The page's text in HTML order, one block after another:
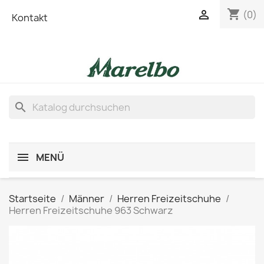
Kontakt shopping_cart (0)

search
MENÜ
Startseite Männer
Herren Freizeitschuhe
Herren Freizeitschuhe 963 Schwarz